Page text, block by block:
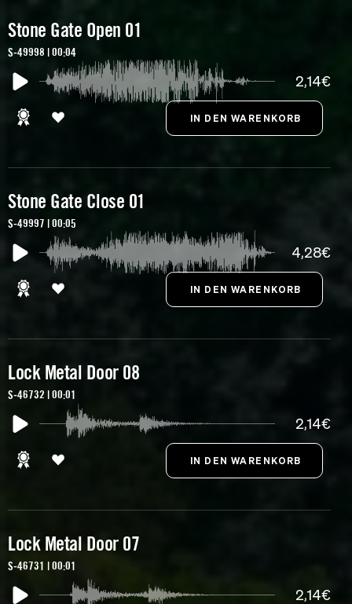
Stone Gate Open 01
S-49998 | 00:04
2,14€
Stone Gate Close 01
S-49997 | 00:05
4,28€
Lock Metal Door 08
S-46732 | 00:01
2,14€
Lock Metal Door 07
S-46731 | 00:01
2,14€